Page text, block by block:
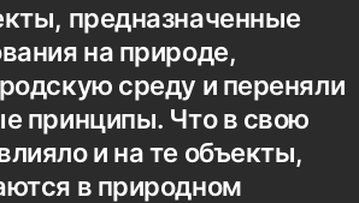
предназначенные
на природе,
среду и переняли
принципы. Что в свою
и на те объекты,
в природном